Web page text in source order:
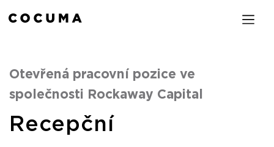
Otevřená pracovní pozice ve
společnosti Rockaway Capital
Recepční